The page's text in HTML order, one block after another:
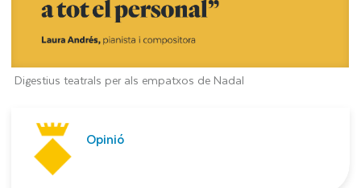
Digestius teatrals per als empatxos de Nadal
Opinió